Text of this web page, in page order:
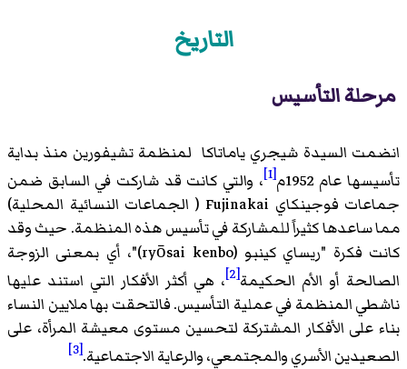
التاريخ
مرحلة التأسيس
انضمت السيدة شيجري ياماتاكا لمنظمة تشيفورين منذ بداية
تأسيسها عام 1952م
[1] ، والتي كانت قد شاركت في السابق ضمن
جماعات فوجينكاي Fujinakai ( الجماعات النسائية المحلية)
مما ساعدها كثيراً للمشاركة في تأسيس هذه المنظمة. حيث وقد
كانت فكرة "ريساي كينبو (ryōsai kenbo)"، أي بمعنى الزوجة
الصالحة أو الأم الحكيمة[2]
، هي أكثر الأفكار التي استند عليها
ناشطي المنظمة في عملية التأسيس. فالتحقت بها ملايين النساء
بناء على الأفكار المشتركة لتحسين مستوى معيشة المرأة، على
الصعيدين الأسري والمجتمعي، والرعاية الاجتماعية.[3]